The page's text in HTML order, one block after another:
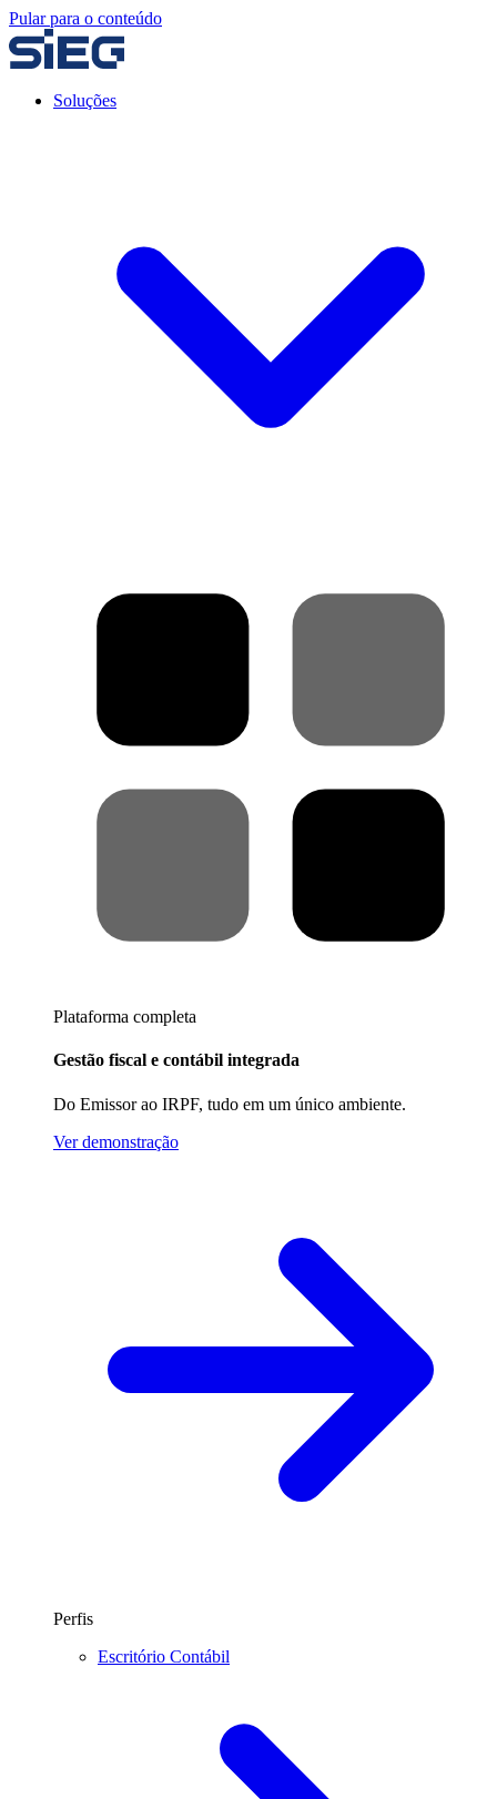
Pular para o conteúdo
Soluções
Plataforma completa
Gestão fiscal e contábil integrada
Do Emissor ao IRPF, tudo em um único ambiente.
Ver demonstração
Perfis
Escritório Contábil